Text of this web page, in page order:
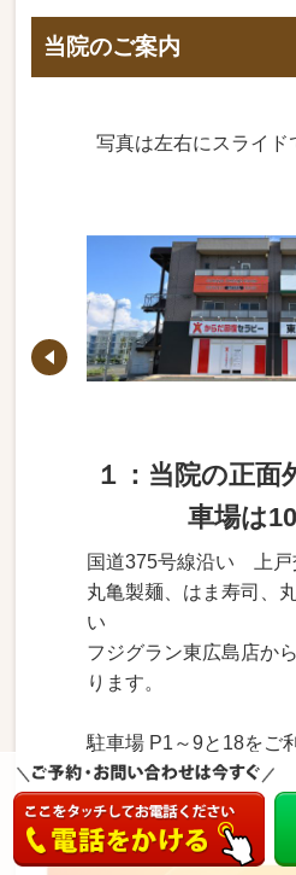
当院のご案内
写真は左右にスライド
１：当院の正面
車場は10
国道375号線沿い 上戸
丸亀製麺、はま寿司、
い
フジグラン東広島店か
ります。
駐車場 P1～9と18をご